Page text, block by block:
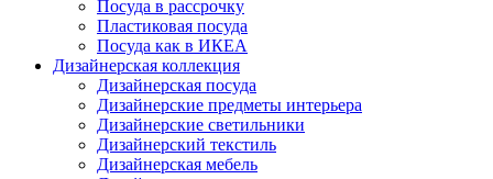
Посуда в рассрочку
Пластиковая посуда
Посуда как в ИКЕА
Дизайнерская коллекция
Дизайнерская посуда
Дизайнерские предметы интерьера
Дизайнерские светильники
Дизайнерский текстиль
Дизайнерская мебель